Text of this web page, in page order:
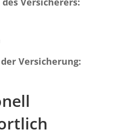
Versicherung: